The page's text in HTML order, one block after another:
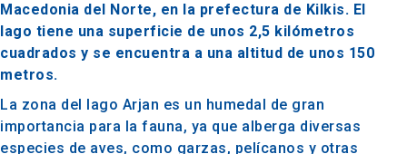
Macedonia del Norte, en la prefectura de Kilkis. El
lago tiene una superficie de unos 2,5 kilómetros
cuadrados y se encuentra a una altitud de unos 150
metros.
La zona del lago Arjan es un humedal de gran
importancia para la fauna, ya que alberga diversas
especies de aves, como garzas, pelícanos y otras